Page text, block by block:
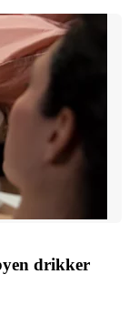
drikker